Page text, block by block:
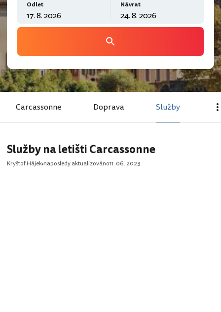
Odlet Návrat
Carcassonne Doprava Služby
Služby na letišti Carcassonne
Kryštof Hájek naposledy aktualizováno11. 06. 2023